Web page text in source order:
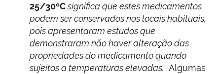
25/30ºCsignifica que estes medicamentos
podem ser conservados nos locais habituais,
pois apresentaram estudos que
demonstraram não haver alteração das
propriedades do medicamento quando
sujeitos a temperaturas elevadas. Algumas